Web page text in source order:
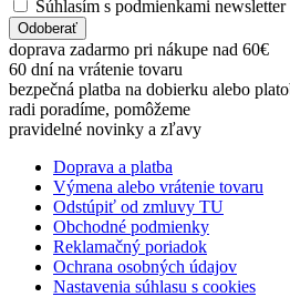
Súhlasím s podmienkami newsletter
Odoberať
doprava zadarmo pri nákupe nad 60€
60 dní na vrátenie tovaru
bezpečná platba na dobierku alebo
radi poradíme, pomôžeme
pravidelné novinky a zľavy
Doprava a platba
Výmena alebo vrátenie tovaru
Odstúpiť od zmluvy TU
Obchodné podmienky
Reklamačný poriadok
Ochrana osobných údajov
Nastavenia súhlasu s cookies